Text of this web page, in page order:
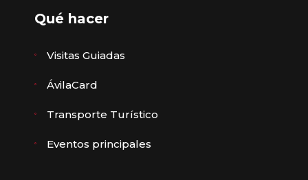
Qué hacer
Visitas Guiadas
ÁvilaCard
Transporte Turístico
Eventos principales